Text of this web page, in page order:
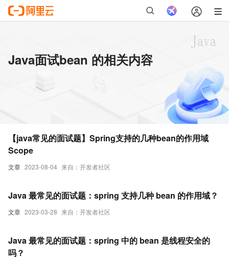
Java面试bean 的相关内容
文章 2023-08-04 来自：开发者社区
【java常见的面试题】Spring支持的几种bean的作用域
Scope
文章 2023-03-28 来自：开发者社区
Java 最常见的面试题：spring 支持几种 bean 的作用域？
Java 最常见的面试题：spring 中的 bean 是线程安全的
吗？